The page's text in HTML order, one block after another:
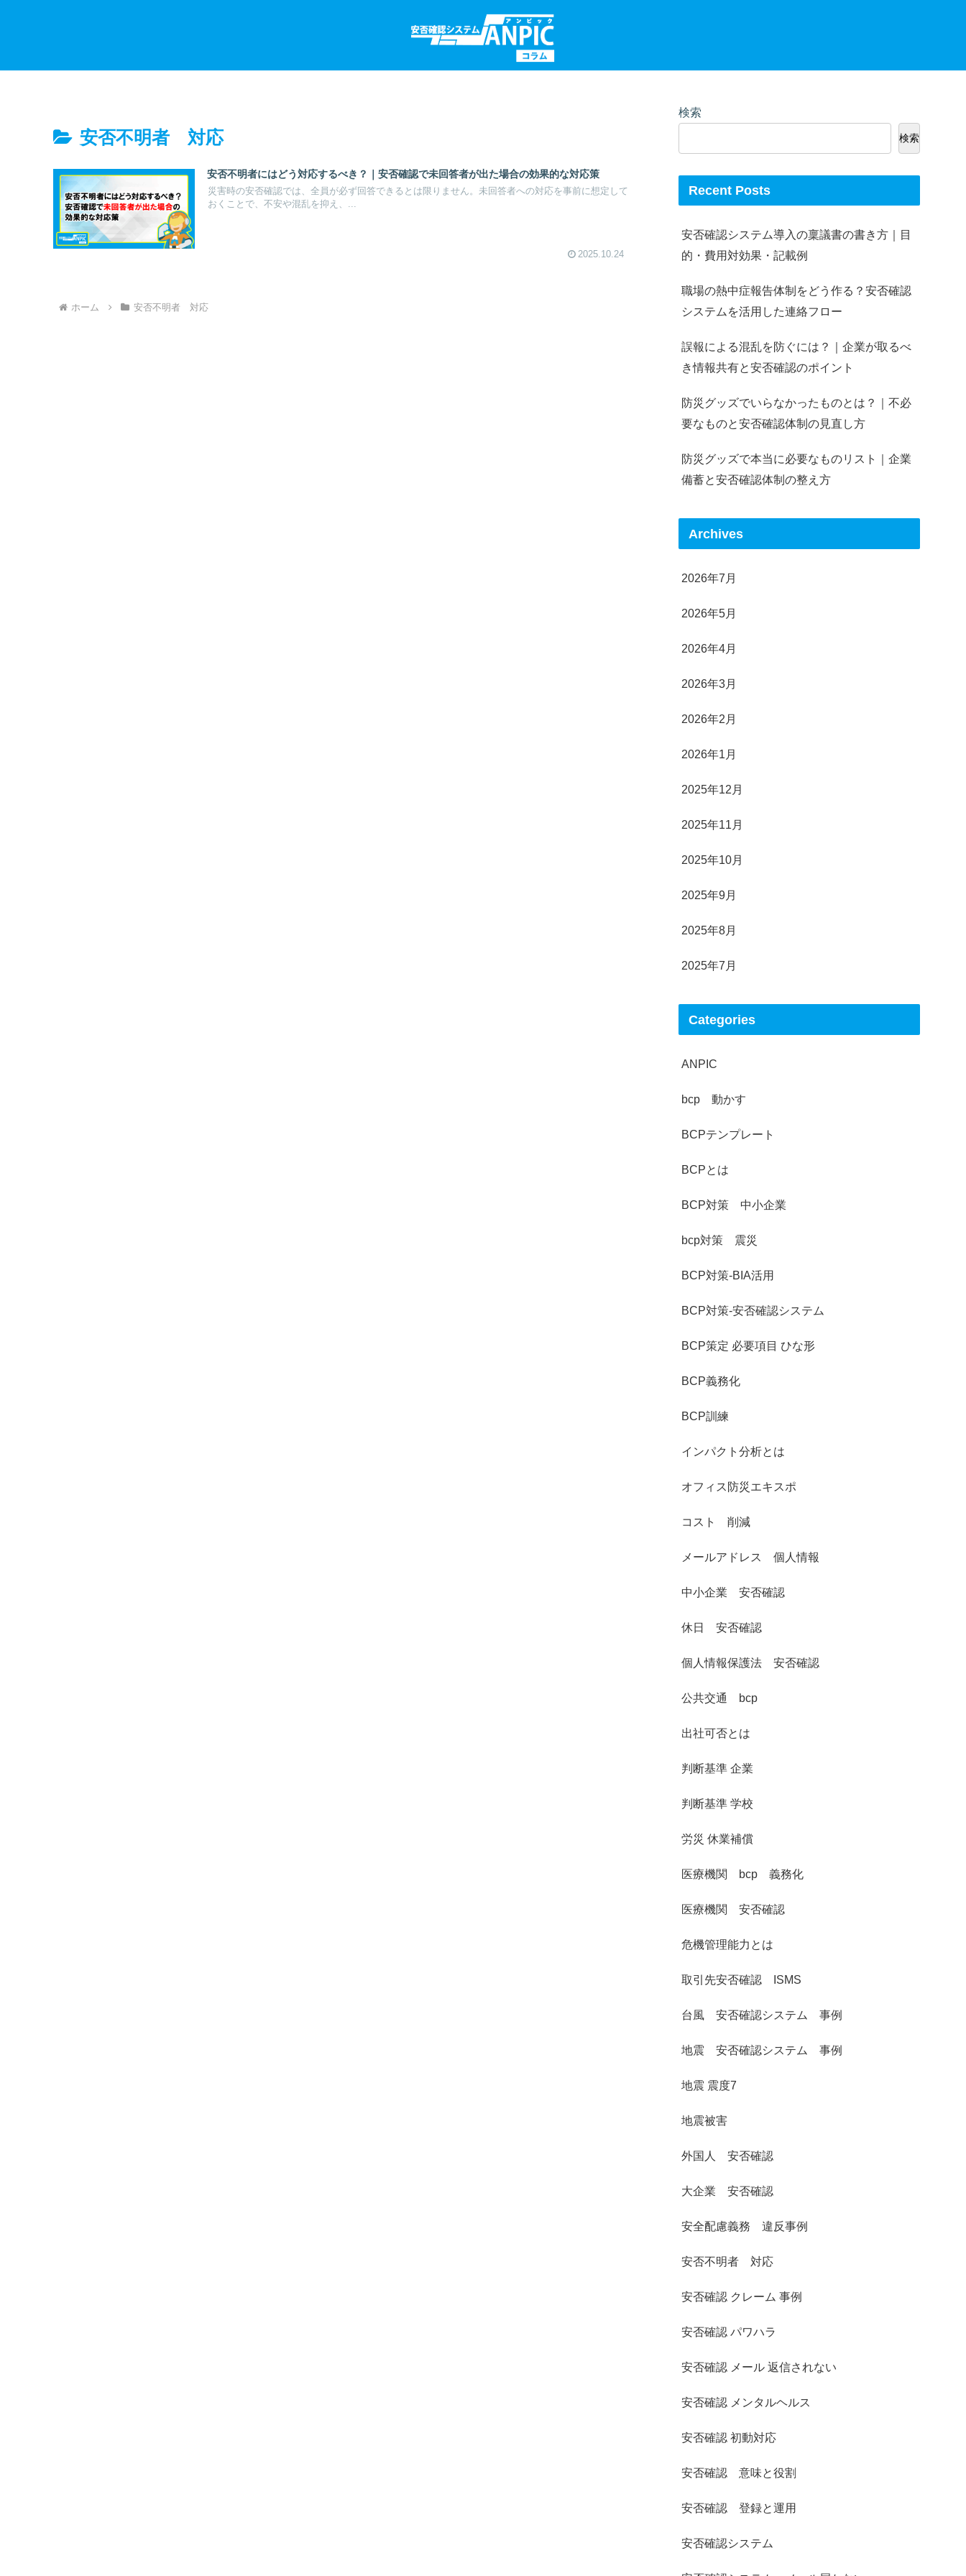
安否不明者 対応
安否不明者にはどう対応するべき？｜安否確認で未回答者が出た場合の効果的な対応策
災害時の安否確認では、全員が必ず回答できるとは限りません。未回答者への対応を事前に想定して
おくことで、不安や混乱を抑え、...
2025.10.24
ホーム 安否不明者 対応
検索
検索
Recent Posts
安否確認システム導入の稟議書の書き方｜目
的・費用対効果・記載例
職場の熱中症報告体制をどう作る？安否確認
システムを活用した連絡フロー
誤報による混乱を防ぐには？｜企業が取るべ
き情報共有と安否確認のポイント
防災グッズでいらなかったものとは？｜不必
要なものと安否確認体制の見直し方
防災グッズで本当に必要なものリスト｜企業
備蓄と安否確認体制の整え方
Archives
2026年7月
2026年5月
2026年4月
2026年3月
2026年2月
2026年1月
2025年12月
2025年11月
2025年10月
2025年9月
2025年8月
2025年7月
Categories
ANPIC
bcp 動かす
BCPテンプレート
BCPとは
BCP対策 中小企業
bcp対策 震災
BCP対策-BIA活用
BCP対策-安否確認システム
BCP策定 必要項目 ひな形
BCP義務化
BCP訓練
インパクト分析とは
オフィス防災エキスポ
コスト 削減
メールアドレス 個人情報
中小企業 安否確認
休日 安否確認
個人情報保護法 安否確認
公共交通 bcp
出社可否とは
判断基準 企業
判断基準 学校
労災 休業補償
医療機関 bcp 義務化
医療機関 安否確認
危機管理能力とは
取引先安否確認 ISMS
台風 安否確認システム 事例
地震 安否確認システム 事例
地震 震度7
地震被害
外国人 安否確認
大企業 安否確認
安全配慮義務 違反事例
安否不明者 対応
安否確認 クレーム 事例
安否確認 パワハラ
安否確認 メール 返信されない
安否確認 メンタルヘルス
安否確認 初動対応
安否確認 意味と役割
安否確認 登録と運用
安否確認システム